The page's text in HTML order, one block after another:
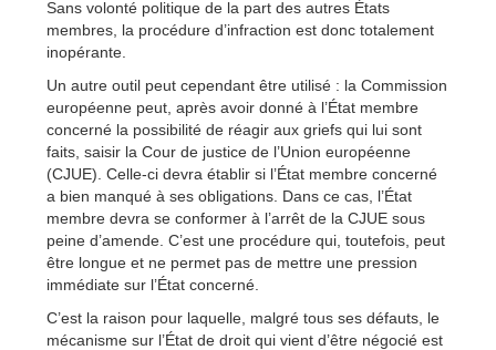
Sans volonté politique de la part des autres États
membres, la procédure d’infraction est donc totalement
inopérante.
Un autre outil peut cependant être utilisé : la Commission
européenne peut, après avoir donné à l’État membre
concerné la possibilité de réagir aux griefs qui lui sont
faits, saisir la Cour de justice de l’Union européenne
(CJUE). Celle-ci devra établir si l’État membre concerné
a bien manqué à ses obligations. Dans ce cas, l’État
membre devra se conformer à l’arrêt de la CJUE sous
peine d’amende. C’est une procédure qui, toutefois, peut
être longue et ne permet pas de mettre une pression
immédiate sur l’État concerné.
C’est la raison pour laquelle, malgré tous ses défauts, le
mécanisme sur l’État de droit qui vient d’être négocié est